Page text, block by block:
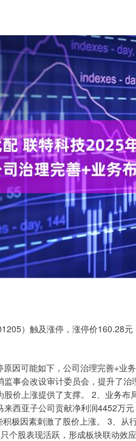
）触及涨停，涨停价160.28
因可能如下，公司治理完善+业
事会改设审计委员会，提升了
价上涨提供了支撑。 2、业务
西亚子公司贡献净利润4452万
极因素刺激了股价上涨。 3、
个股表现活跃，形成板块联动效